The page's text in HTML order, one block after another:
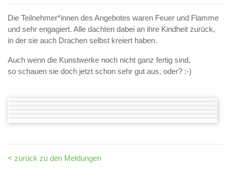
Die Teilnehmer*innen des Angebotes waren Feuer und Flamme
und sehr engagiert. Alle dachten dabei an ihre Kindheit zurück,
in der sie auch Drachen selbst kreiert haben.
Auch wenn die Kunstwerke noch nicht ganz fertig sind,
so schauen sie doch jetzt schon sehr gut aus, oder? :-)
< zurück zu den Meldungen